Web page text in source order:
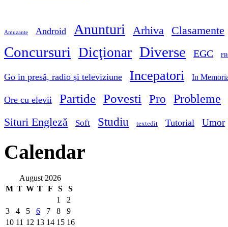
Amuzante Android Anunturi Arhiva Clasamente
Concursuri Dicţionar Diverse EGC
Go in presă, radio și televiziune Incepatori In
Ore cu elevii Partide Povesti Pro Probleme
Situri Engleză Soft Studiu textedit Tutorial Umor
Calendar
August 2026
M T W T F S
S
1
2
3
4 5 6 7 8
9
10 11 12 13 14 15 16